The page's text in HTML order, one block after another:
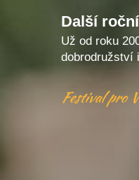
Další
Už od roku
dobrodružství
Festival pro